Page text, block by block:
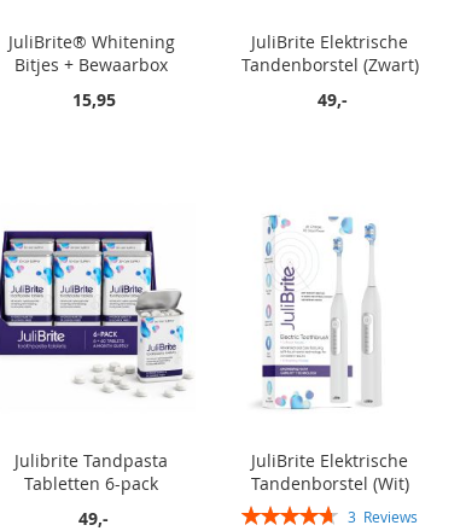
JuliBrite® Whitening
Bitjes + Bewaarbox
15,95
JuliBrite Elektrische
Tandenborstel (Zwart)
49,-
Julibrite Tandpasta
Tabletten 6-pack
49,-
JuliBrite Elektrische
Tandenborstel (Wit)
Rating:
3 Reviews